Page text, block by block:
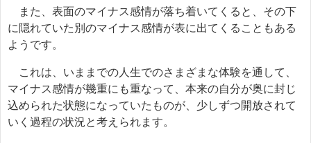
また、表面のマイナス感情が落ち着いてくると、その下
に隠れていた別のマイナス感情が表に出てくることもある
ようです。
これは、いままでの人生でのさまざまな体験を通して、
マイナス感情が幾重にも重なって、本来の自分が奥に封じ
込められた状態になっていたものが、少しずつ開放されて
いく過程の状況と考えられます。